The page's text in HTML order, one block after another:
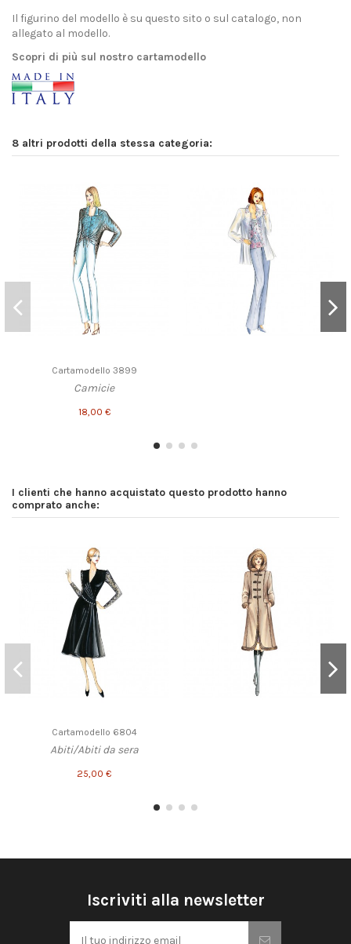
Il figurino del modello è su questo sito o sul catalogo, non
allegato al modello.
Scopri di più sul nostro cartamodello
8 altri prodotti della stessa categoria:
Cartamodello 3899
Camicie
18,00 €
I clienti che hanno acquistato questo prodotto hanno
comprato anche:
Cartamodello 6804
Abiti/Abiti da sera
25,00 €
Iscriviti alla newsletter